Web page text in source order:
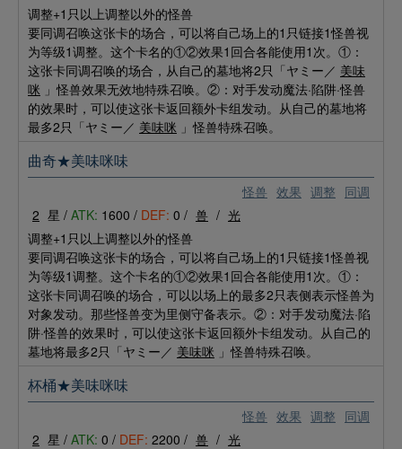
调整+1只以上调整以外的怪兽
要同调召唤这张卡的场合，可以将自己场上的1只链接1怪兽视
为等级1调整。这个卡名的①②效果1回合各能使用1次。①：
这张卡同调召唤的场合，从自己的墓地将2只「ヤミー／ 美味
咪 」怪兽效果无效地特殊召唤。②：对手发动魔法·陷阱·怪兽
的效果时，可以使这张卡返回额外卡组发动。从自己的墓地将
最多2只「ヤミー／ 美味咪 」怪兽特殊召唤。
怪兽 效果 调整 同调
曲奇★美味咪味
2 星 / ATK: 1600 / DEF: 0 / 兽 / 光
调整+1只以上调整以外的怪兽
要同调召唤这张卡的场合，可以将自己场上的1只链接1怪兽视
为等级1调整。这个卡名的①②效果1回合各能使用1次。①：
这张卡同调召唤的场合，可以以场上的最多2只表侧表示怪兽为
对象发动。那些怪兽变为里侧守备表示。②：对手发动魔法·陷
阱·怪兽的效果时，可以使这张卡返回额外卡组发动。从自己的
墓地将最多2只「ヤミー／ 美味咪 」怪兽特殊召唤。
怪兽 效果 调整 同调
杯桶★美味咪味
2 星 / ATK: 0 / DEF: 2200 / 兽 / 光